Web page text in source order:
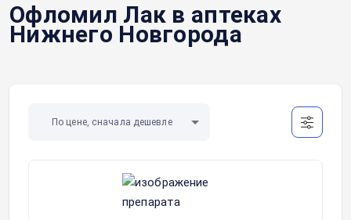
Офломил Лак в аптеках
Нижнего Новгорода
По цене, сначала дешевле